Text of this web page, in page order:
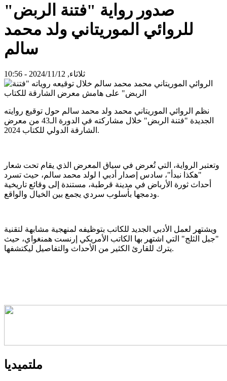
صدور رواية "فتنة الربض"
للروائي الموريتاني ولد محمد
سالم
ثلاثاء, 2024/11/12 - 10:56
نظم الروائي الموريتاني محمد ولد محمد سالم حول توقيع روايته
الجديدة "فتنة الربض" خلال مشاركته في الدورة الـ43 من معرض
الشارقة الدولي للكتاب 2024.
وتعتبر الرواية، التي تُعرض في سياق المعرض الذي يقام تحت شعار
"هكذا نبدأ"، سادس إصدار أدبي ا لولد محمد سالم، حيث تسرد
أحداث ثورة الأرباض في مدينة قرطبة، مستندة إلى وقائع تاريخية
ودمجها بأسلوب سردي يجمع بين الخيال والواقع.
ويشتهر لعمل الأدبي الجديد للكاتب بتوظيفه لمنهجية مشابهة لتقنية
"جبل الثلج" التي اشتهر بها الكاتب الأمريكي إرنست همنغواي، حيث
يترك للقارئ الكثير من الأحداث والتفاصيل ليكتشفها.
ملتميديا